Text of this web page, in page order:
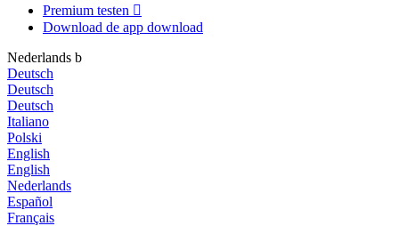
Premium testen 
Download de app download
Nederlands b
Deutsch
Deutsch
Deutsch
Italiano
Polski
English
English
Nederlands
Español
Français